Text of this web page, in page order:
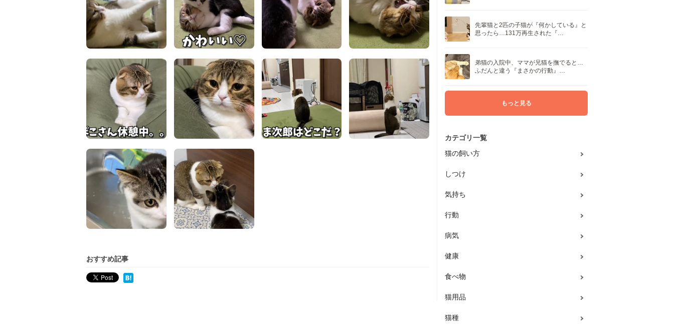
おすすめ記事
先輩猫と2匹の子猫が『何かしている』と
思ったら…131万再生された『…
弟猫の入院中、ママが兄猫を撫でると…
ふだんと違う『まさかの行動』…
もっと見る
カテゴリ一覧
猫の飼い方
しつけ
気持ち
行動
病気
健康
食べ物
猫用品
猫種